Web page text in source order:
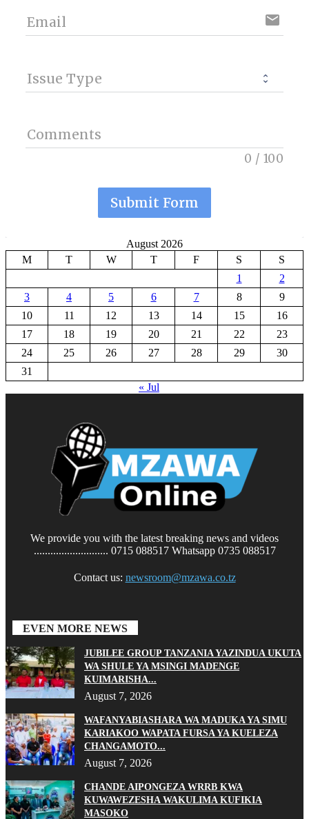
Email email
Issue Type
Comments
0 / 100
Submit Form
August 2026
M
T W T F S
S
1
2
3
4 5 6 7 8
9
10
11 12 13 14 15
16
17
18 19 20 21 22
23
24
25 26 27 28 29
30
31
« Jul
We provide you with the latest breaking news and videos
........................... 0715 088517 Whatsapp 0735 088517
Contact us: newsroom@mzawa.co.tz
EVEN MORE NEWS
JUBILEE GROUP TANZANIA YAZINDUA UKUTA
WA SHULE YA MSINGI MADENGE
KUIMARISHA...
August 7, 2026
WAFANYABIASHARA WA MADUKA YA SIMU
KARIAKOO WAPATA FURSA YA KUELEZA
CHANGAMOTO...
August 7, 2026
CHANDE AIPONGEZA WRRB KWA
KUWAWEZESHA WAKULIMA KUFIKIA
MASOKO